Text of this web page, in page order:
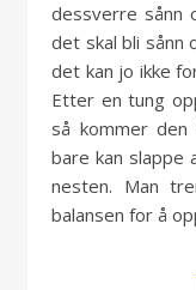
dessverre sånn
det skal bli sånn
det kan jo ikke
Etter en tung
så kommer den
bare kan slappe
nesten. Man
balansen for å